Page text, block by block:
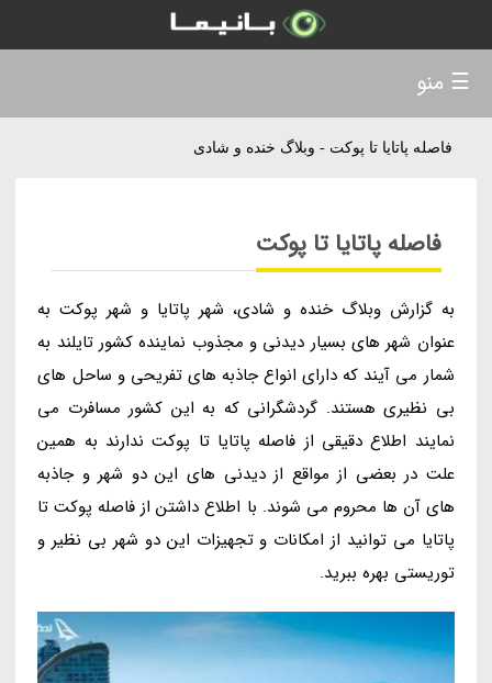
فاصله پاتایا تا پوکت - وبلاگ خنده و شادی
فاصله پاتایا تا پوکت
به گزارش وبلاگ خنده و شادی، شهر پاتایا و شهر پوکت به
عنوان شهر های بسیار دیدنی و مجذوب نماینده کشور تایلند به
شمار می آیند که دارای انواع جاذبه های تفریحی و ساحل های
بی نظیری هستند. گردشگرانی که به این کشور مسافرت می
نمایند اطلاع دقیقی از فاصله پاتایا تا پوکت ندارند به همین
علت در بعضی از مواقع از دیدنی های این دو شهر و جاذبه
های آن ها محروم می شوند. با اطلاع داشتن از فاصله پوکت تا
پاتایا می توانید از امکانات و تجهیزات این دو شهر بی نظیر و
توریستی بهره ببرید.
☰ منو